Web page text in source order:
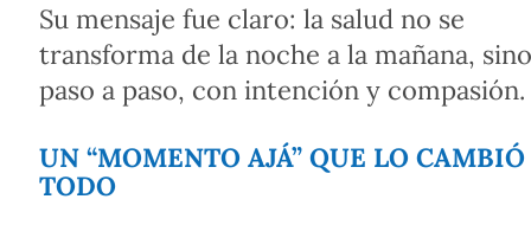
Su mensaje fue claro: la salud no se
transforma de la noche a la mañana, sino
paso a paso, con intención y compasión.
UN “MOMENTO AJÁ” QUE LO CAMBIÓ
TODO